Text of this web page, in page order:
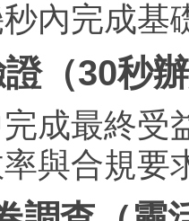
內完成基
（30秒
成最終受
與合規要